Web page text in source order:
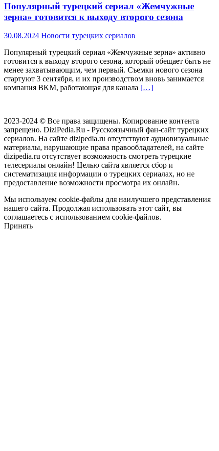
Популярный турецкий сериал «Жемчужные
зерна» готовится к выходу второго сезона
30.08.2024 Новости турецких сериалов
Популярный турецкий сериал «Жемчужные зерна» активно
готовится к выходу второго сезона, который обещает быть не
менее захватывающим, чем первый. Съемки нового сезона
стартуют 3 сентября, и их производством вновь занимается
компания BKM, работающая для канала […]
2023-2024 © Все права защищены. Копирование контента
запрещено. DiziPedia.Ru - Русскоязычный фан-сайт турецких
сериалов. На сайте dizipedia.ru отсутствуют аудиовизуальные
материалы, нарушающие права правообладателей, на сайте
dizipedia.ru отсутствует возможность смотреть турецкие
телесериалы онлайн! Целью сайта является сбор и
систематизация информации о турецких сериалах, но не
предоставление возможности просмотра их онлайн.
Мы используем cookie-файлы для наилучшего представления
нашего сайта. Продолжая использовать этот сайт, вы
соглашаетесь с использованием cookie-файлов.
Принять